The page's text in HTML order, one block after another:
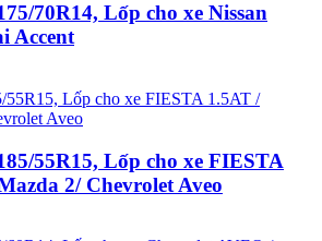
70R14, Lốp cho xe Nissan
Accent
55R15, Lốp cho xe FIESTA
2/ Chevrolet Aveo